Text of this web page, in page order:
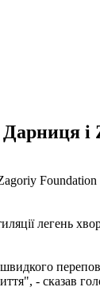
Дарниця
Foundation
легень
- сказав